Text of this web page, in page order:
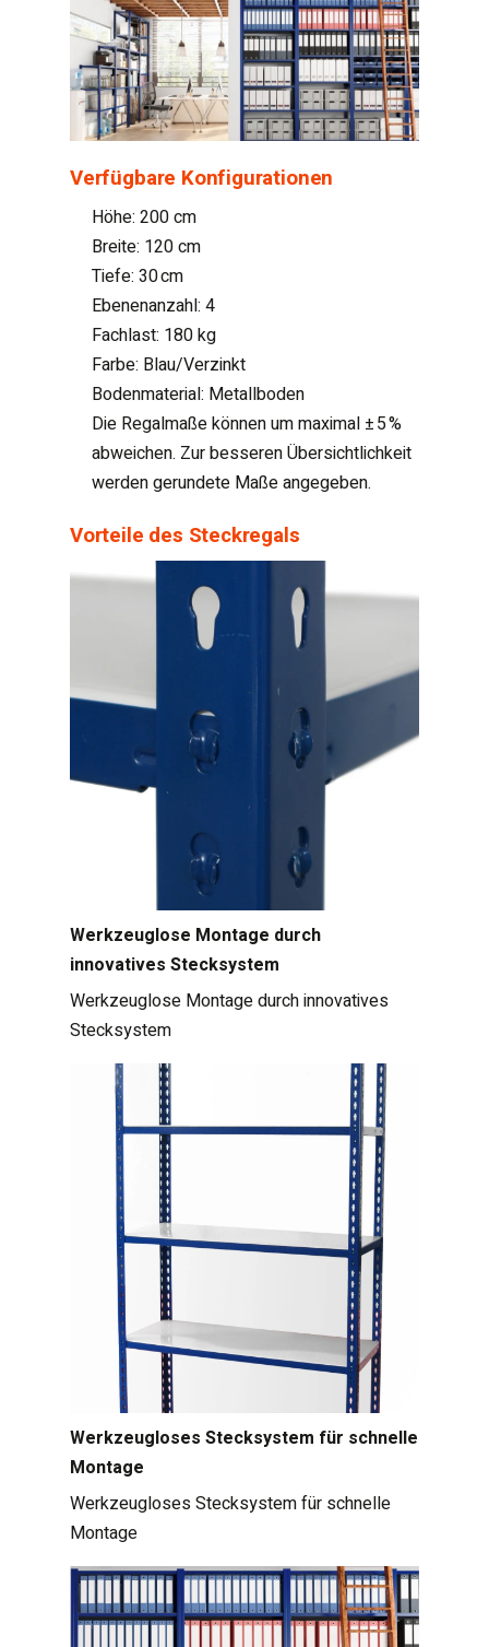
Verfügbare Konfigurationen
Höhe: 200 cm
Breite: 120 cm
Tiefe: 30 cm
Ebenenanzahl: 4
Fachlast: 180 kg
Farbe: Blau/Verzinkt
Bodenmaterial: Metallboden
Die Regalmaße können um maximal ± 5 %
abweichen. Zur besseren Übersichtlichkeit
werden gerundete Maße angegeben.
Vorteile des Steckregals
Werkzeuglose Montage durch
innovatives Stecksystem
Werkzeuglose Montage durch innovatives
Stecksystem
Werkzeugloses Stecksystem für schnelle
Montage
Werkzeugloses Stecksystem für schnelle
Montage